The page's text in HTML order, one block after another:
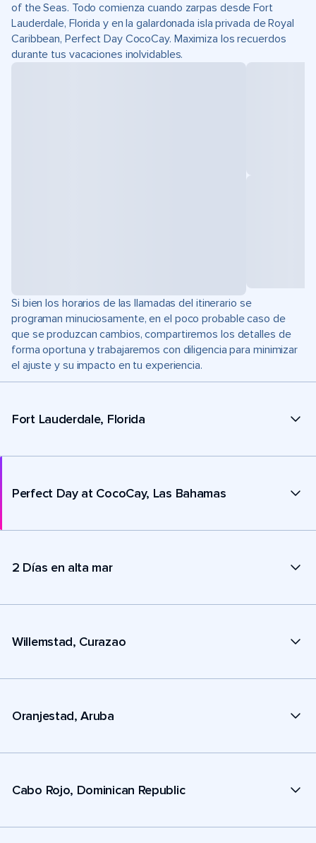
of the Seas. Todo comienza cuando zarpas desde Fort
Lauderdale, Florida y en la galardonada isla privada de Royal
Caribbean, Perfect Day CocoCay. Maximiza los recuerdos
durante tus vacaciones inolvidables.
Si bien los horarios de las llamadas del itinerario se
programan minuciosamente, en el poco probable caso de
que se produzcan cambios, compartiremos los detalles de
forma oportuna y trabajaremos con diligencia para minimizar
el ajuste y su impacto en tu experiencia.
Fort Lauderdale, Florida
Perfect Day at CocoCay, Las Bahamas
2 Días en alta mar
Willemstad, Curazao
Oranjestad, Aruba
Cabo Rojo, Dominican Republic